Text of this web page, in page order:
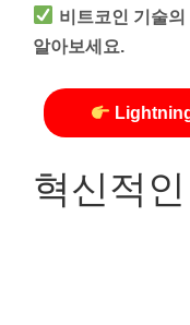
비트코인 기술
알아보세요.
혁신적